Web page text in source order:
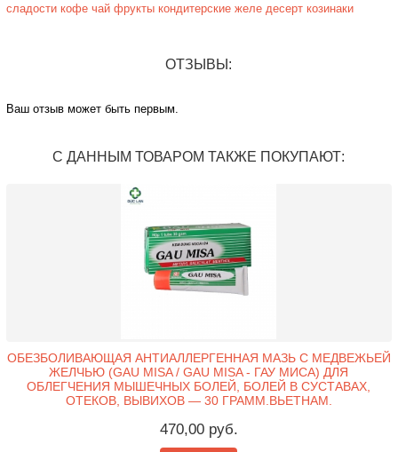
сладости кофе чай фрукты кондитерские желе десерт козинаки
ОТЗЫВЫ:
Ваш отзыв может быть первым.
С ДАННЫМ ТОВАРОМ ТАКЖЕ ПОКУПАЮТ:
ОБЕЗБОЛИВАЮЩАЯ АНТИАЛЛЕРГЕННАЯ МАЗЬ С МЕДВЕЖЬЕЙ
ЖЕЛЧЬЮ (GAU MISA / GAU MISA - ГАУ МИСА) ДЛЯ
ОБЛЕГЧЕНИЯ МЫШЕЧНЫХ БОЛЕЙ, БОЛЕЙ В СУСТАВАХ,
ОТЕКОВ, ВЫВИХОВ — 30 ГРАММ.ВЬЕТНАМ.
470,00 руб.